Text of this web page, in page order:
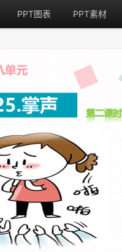
PPT图表 PPT素材